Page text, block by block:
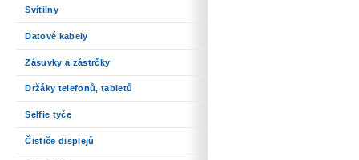
Svítilny
Datové kabely
Zásuvky a zástrčky
Držáky telefonů, tabletů
Selfie tyče
Čističe displejů